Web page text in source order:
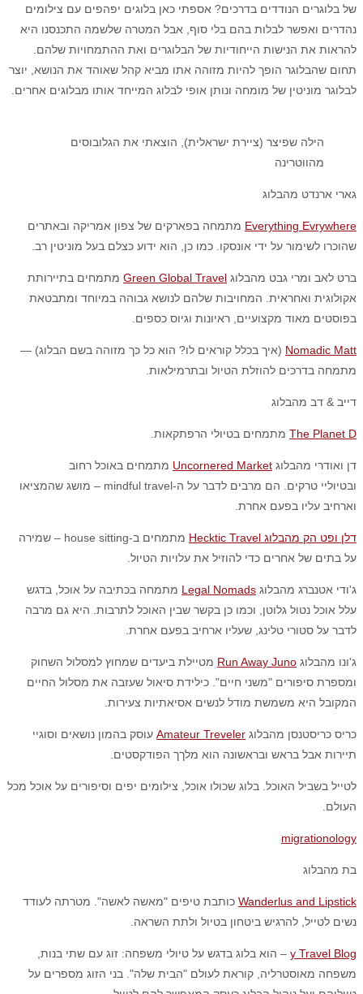
של בלוגרים הנודדים בדרכים? אספתי כאן בלוגים יפהפים עם צילומים
נהדרים ואפשר לבלות בהם בלי סוף, אבל המטרה שלשמה התכנסנו היא
להראות את הנישות הייחודיות של הבלוגרים ואת ההתמחויות שלהם.
תחום שהבלוגר הופך להיות מזוהה אתו מביא קהל שאוהד את הנושא, יוצר
לבלוגר מוניטין של מומחה ונותן אופי לבלוג המייחד אותו מבלוגים אחרים.
הילה שפיצר (ציירת ישראלית), הוצאתי את הגלובוסים
מהווטרינה
גארי ארנדט מהבלוג
Everything Evrywhere מתמחה בפארקים של צפון אמריקה ובאתרים
שהוכרו לשימור על ידי אונסקו. כמו כן, הוא ידוע כצלם בעל מוניטין רב.
ברט לאב ומרי גבט מהבלוג Green Global Travel מתמחים בתיירותת
אקולוגית ואחראית. המחויבות שלהם לנושא גבוהה במיוחד ומתבטאת
בפוסטים מאוד מקצועיים, ראיונות וגיוס כספים.
Nomadic Matt (איך בכלל קוראים לו? הוא כל כך מזוהה בשם הבלוג) —
מתמחה בדרכים להוזלת הטיול ובתרמילאות.
דייב & דב מהבלוג
The Planet D מתמחים בטיולי הרפתקאות.
דן ואודרי מהבלוג Uncornered Market מתמחים באוכל רחוב
ובטיוליי טרקים. הם מרבים לדבר על ה-mindful travel – מושג שהמציאו
וארחיב עליו בפעם אחרת.
דלן ופט הק מהבלוג Hecktic Travel
מתמחים ב-house sitting – שמירה
על בתים של אחרים כדי להוזיל את עלויות הטיול.
ג'ודי אטנברג מהבלוג Legal Nomads מתמחה בכתיבה על אוכל, בדגש
עלל אוכל נטול גלוטן, וכמו כן בקשר שבין האוכל לתרבות. היא גם מרבה
לדבר על סטורי טלינג, שעליו ארחיב בפעם אחרת.
ג'ונו מהבלוג Run Away Juno מטיילת ביעדים שמחוץ למסלול השחוק
ומספרת סיפורים "משני חיים". כילידת סיאול שעזבה את מסלול החיים
המקובל היא משמשת מודל לנשים אסיאתיות צעירות.
כריס כריסטנסן מהבלוג Amateur Treveler עוסק בהמון נושאים וסוגיי
תיירות אבל בראש ובראשונה הוא מלךך הפודקסטים.
לטייל בשביל האוכל. בלוג שכולו אוכל, צילומים יפים וסיפורים על אוכל מכל
העולם.
migrationology
בת מהבלוג
Wanderlus and Lipstick כותבת טיפים "מאשה לאשה". מטרתה לעודד
נשים לטייל, להרגיש ביטחון בטיול ולתת השראה.
y Travel Blog – הוא בלוג בדגש על טיולי משפחה: זוג עם שתי בנות,
משפחה מאוסטרליה, קוראת לעולם "הבית שלה". בני הזוג מספרים על